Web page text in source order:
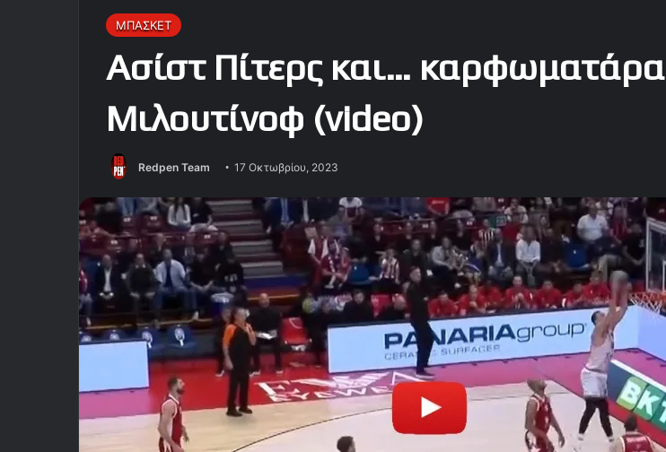
ΜΠΑΣΚΕΤ
Ασίστ Πίτερς και… καρφωματάρα
Μιλουτίνοφ (video)
Redpen Team 17 Οκτωβρίου, 2023